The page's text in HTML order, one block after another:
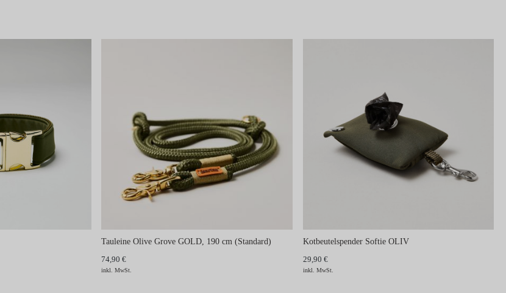
Tauleine Olive Grove GOLD, 190 cm (Standard)
74,90 €
inkl. MwSt.
Kotbeutelspender Softie OLIV
29,90 €
inkl. MwSt.